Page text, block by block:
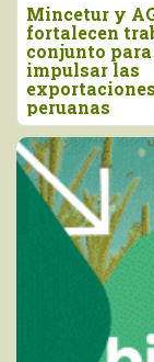
Mincetur y
fortalecen
conjunto para
impulsar las
exportaciones
peruanas